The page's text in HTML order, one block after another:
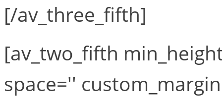
[/av_three_fifth]
[av_two_fifth
space=''